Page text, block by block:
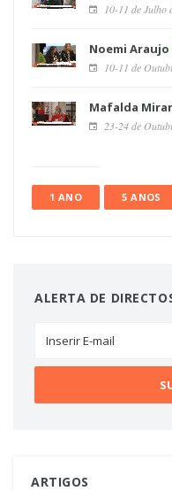
10-11 de Julho
Noemi Araujo
10-11 de
Mafalda
23-24 de
1 ANO 5 ANOS
ALERTA DE
ARTIGOS